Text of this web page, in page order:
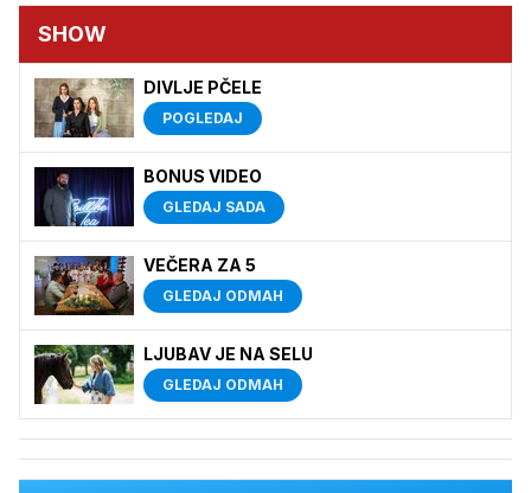
SHOW
DIVLJE PČELE
POGLEDAJ
BONUS VIDEO
GLEDAJ SADA
VEČERA ZA 5
GLEDAJ ODMAH
LJUBAV JE NA SELU
GLEDAJ ODMAH